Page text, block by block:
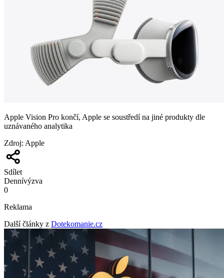
Apple Vision Pro končí, Apple se soustředí na jiné produkty dle
uznávaného analytika
Zdroj: Apple
Sdílet
Dennívýzva
0
Reklama
Další články z Dotekomanie.cz